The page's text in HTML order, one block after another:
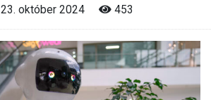
23. október 2024 453